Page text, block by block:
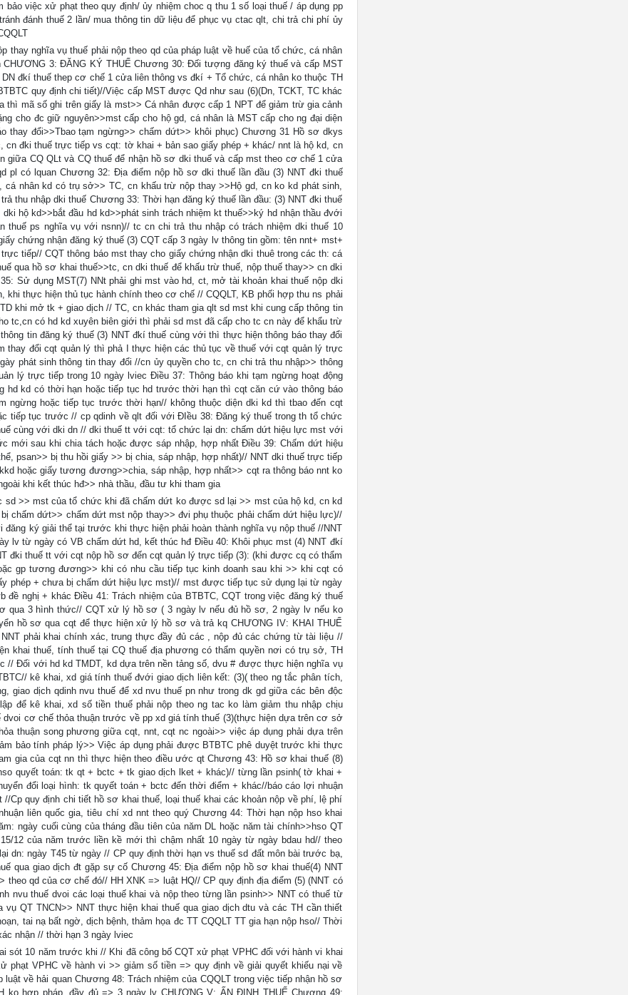
bảo việc xử phạt theo quy định/ ủy nhiệm choc q thu 1 số loại thuế / áp dụng pp
đánh thuế 2 lần/ mua thông tin dữ liệu để phục vụ ctac qlt, chi trả chi phí ủy
thay nghĩa vụ thuế phải nộp theo qd của pháp luật về huế của tổ chức, cá nhân
3: ĐĂNG KÝ THUẾ Chương 30: Đối tượng đăng ký thuế và cấp MST
đkí thuế thep cơ chế 1 cửa liên thông vs đkí + Tổ chức, cá nhân ko thuộc TH
quy định chi tiết)//Việc cấp MST được Qd như sau (6)(Dn, TCKT, TC khác
mã số ghi trên giấy là mst>> Cá nhân được cấp 1 NPT để giảm trừ gia cảnh
cho đc giữ nguyên>>mst cấp cho hộ gd, cá nhân là MST cấp cho ng đại diện
thay đổi>>Tbao tạm ngừng>> chấm dứt>> khôi phục) Chương 31 Hồ sơ dkys
cn đki thuế trực tiếp vs cqt: tờ khai + bản sao giấy phép + khác/ nnt là hộ kd, cn
giữa CQ QLt và CQ thuế để nhận hồ sơ dki thuế và cấp mst theo cơ chế 1 cửa
pl có lquan Chương 32: Địa điểm nộp hồ sơ dki thuế lần đầu (3) NNT đki thuế
nhân kd có trụ sở>> TC, cn khấu trừ nộp thay >>Hộ gd, cn ko kd phát sinh,
thu nhập dki thuế Chương 33: Thời hạn đăng ký thuế lần đầu: (3) NNT đki thuế
hộ kd>>bắt đầu hd kd>>phát sinh trách nhiệm kt thuế>>ký hd nhận thầu đvới
thuế ps nghĩa vụ với nsnn)// tc cn chi trả thu nhập có trách nhiệm dki thuế 10
chứng nhận đăng ký thuế (3) CQT cấp 3 ngày lv thông tin gồm: tên nnt+ mst+
tiếp// CQT thông báo mst thay cho giấy chứng nhận dki thuê trong các th: cá
qua hồ sơ khai thuế>>tc, cn dki thuế để khấu trừ thuế, nộp thuế thay>> cn dki
Sử dụng MST(7) NNt phải ghi mst vào hd, ct, mở tài khoản khai thuế nộp dki
thực hiện thủ tục hành chính theo cơ chế // CQQLT, KB phối hợp thu ns phải
khi mở tk + giao dịch // TC, cn khác tham gia qlt sd mst khi cung cấp thông tin
tc,cn có hd kd xuyên biên giới thì phải sd mst đã cấp cho tc cn này để khẩu trừ
tin đăng ký thuế (3) NNT đkí thuế cùng với thì thực hiện thông báo thay đổi
thay đổi cqt quản lý thì phả I thực hiện các thủ tục về thuế với cqt quản lý trực
phát sinh thông tin thay đổi //cn ủy quyền cho tc, cn chi trả thu nhập>> thông
lý trực tiếp trong 10 ngày lviec Điều 37: Thông báo khi tạm ngừng hoạt động
hd kd có thời hạn hoặc tiếp tục hd trước thời hạn thì cqt căn cứ vào thông báo
ngừng hoặc tiếp tục trước thời hạn// không thuộc diện dki kd thì tbao đến cqt
tiếp tục trước // cp qdinh về qlt đối với ĐIều 38: Đăng ký thuế trong th tổ chức
cùng với dki dn // dki thuế tt với cqt: tổ chức lại dn: chấm dứt hiệu lực mst với
mới sau khi chia tách hoặc được sáp nhập, hợp nhất Điều 39: Chấm dứt hiệu
psan>> bị thu hồi giấy >> bị chia, sáp nhập, hợp nhất)// NNT dki thuế trực tiếp
hoặc giấy tương đương>>chia, sáp nhập, hợp nhất>> cqt ra thông báo nnt ko
khi kết thúc hđ>> nhà thầu, đầu tư khi tham gia
>> mst của tổ chức khi đã chấm dứt ko được sd lại >> mst của hộ kd, cn kd
chấm dứt>> chấm dứt mst nộp thay>> đvi phụ thuộc phải chấm dứt hiệu lực)//
ký giải thể tại trước khi thực hiện phải hoàn thành nghĩa vụ nộp thuế //NNT
lv từ ngày có VB chấm dứt hd, kết thúc hđ Điều 40: Khôi phục mst (4) NNT đkí
đki thuế tt với cqt nộp hồ sơ đến cqt quản lý trực tiếp (3): (khi được cq có thẩm
gp tương đương>> khi có nhu cầu tiếp tục kinh doanh sau khi >> khi cqt có
phép + chưa bị chấm dứt hiệu lực mst)// mst được tiếp tục sử dụng lại từ ngày
nghị + khác Điều 41: Trách nhiệm của BTBTC, CQT trong việc đăng ký thuế
qua 3 hình thức// CQT xử lý hồ sơ ( 3 ngày lv nếu đủ hồ sơ, 2 ngày lv nếu ko
hồ sơ qua cqt để thực hiện xử lý hồ sơ và trả kq CHƯƠNG IV: KHAI THUẾ
phải khai chính xác, trung thực đầy đủ các , nộp đủ các chứng từ tài liệu //
khai thuế, tính thuế tại CQ thuế địa phương có thẩm quyền nơi có trụ sở, TH
// Đối với hd kd TMDT, kd dựa trên nền tảng số, dvu # được thực hiện nghĩa vụ
kê khai, xd giá tính thuế đvới giao dịch liên kết: (3)( theo ng tắc phân tích,
giao dịch qdinh nvu thuế để xd nvu thuế pn như trong dk gd giữa các bên độc
để kê khai, xd số tiền thuế phải nộp theo ng tac ko làm giảm thu nhập chịu
dvoi cơ chế thỏa thuận trước về pp xd giá tính thuế (3)(thực hiện dựa trên cơ sở
thuận song phương giữa cqt, nnt, cqt nc ngoài>> việc áp dụng phải dựa trên
bảo tính pháp lý>> Việc áp dụng phải được BTBTC phê duyệt trước khi thực
gia của cqt nn thì thực hiện theo điều ước qt Chương 43: Hồ sơ khai thuế (8)
quyết toán: tk qt + bctc + tk giao dịch lket + khác)// từng lần psinh( tờ khai +
đổi loại hình: tk quyết toán + bctc đến thời điểm + khác//báo cáo lợi nhuận
Cp quy định chi tiết hồ sơ khai thuế, loại thuế khai các khoản nộp về phí, lệ phí
liên quốc gia, tiêu chí xd nnt theo quý Chương 44: Thời hạn nộp hso khai
ngày cuối cùng của tháng đầu tiên của năm DL hoặc năm tài chính>>hso QT
12 của năm trước liền kề mới thì chậm nhất 10 ngày từ ngày bdau hd// theo
dn: ngày T45 từ ngày // CP quy định thời hạn vs thuế sd đất môn bài trước bạ,
qua giao dịch đt gặp sự cố Chương 45: Địa điểm nộp hồ sơ khai thuế(4) NNT
qd của cơ chế đó// HH XNK => luật HQ// CP quy định địa điểm (5) (NNT có
nvu thuế dvoi các loại thuế khai và nộp theo từng lần psinh>> NNT có thuế từ
QT TNCN>> NNT thực hiện khai thuế qua giao dịch dtu và các TH cần thiết
tai nạ bất ngờ, dịch bệnh, thảm họa đc TT CQQLT TT gia hạn nộp hso// Thời
nhận // thời hạn 3 ngày lviec
sót 10 năm trước khi // Khi đã công bố CQT xử phạt VPHC đối với hành vi khai
phạt VPHC về hành vi >> giảm số tiền => quy định về giải quyết khiếu nại về
về hải quan Chương 48: Trách nhiệm của CQQLT trong việc tiếp nhận hồ sơ
ko hợp pháp, đầy đủ => 3 ngày lv CHƯƠNG V: ẤN ĐỊNH THUẾ Chương 49: